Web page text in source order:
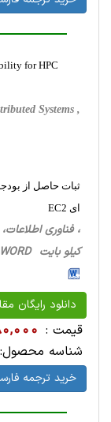
for HPC
Systems ,
ای EC2
کیلو بایت WORD
دانلود رایگان
قیمت :
شناسه محصول:
خرید ترجمه